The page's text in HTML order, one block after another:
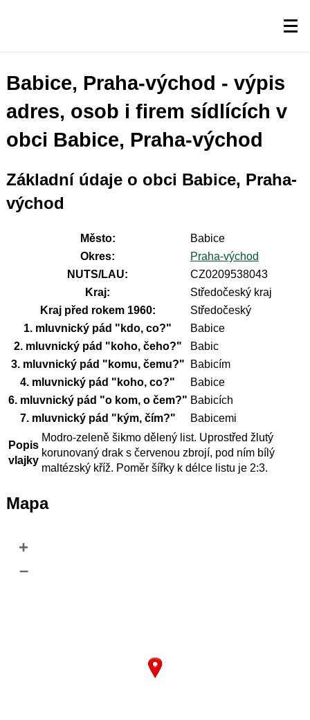
Babice, Praha-východ - výpis
adres, osob i firem sídlících v
obci Babice, Praha-východ
Základní údaje o obci Babice, Praha-
východ
Město:
Babice
Okres:
Praha-východ
NUTS/LAU:
CZ0209538043
Kraj:
Středočeský kraj
Kraj před rokem 1960:
Středočeský
1. mluvnický pád "kdo, co?"
Babice
2. mluvnický pád "koho, čeho?"
Babic
3. mluvnický pád "komu, čemu?"
Babicím
4. mluvnický pád "koho, co?"
Babice
6. mluvnický pád "o kom, o čem?" Babicích
7. mluvnický pád "kým, čím?"
Babicemi
Popis
vlajky
Modro-zeleně šikmo dělený list. Uprostřed žlutý
korunovaný drak s červenou zbrojí, pod ním bílý
maltézský kříž. Poměr šířky k délce listu je 2:3.
Mapa
+
–